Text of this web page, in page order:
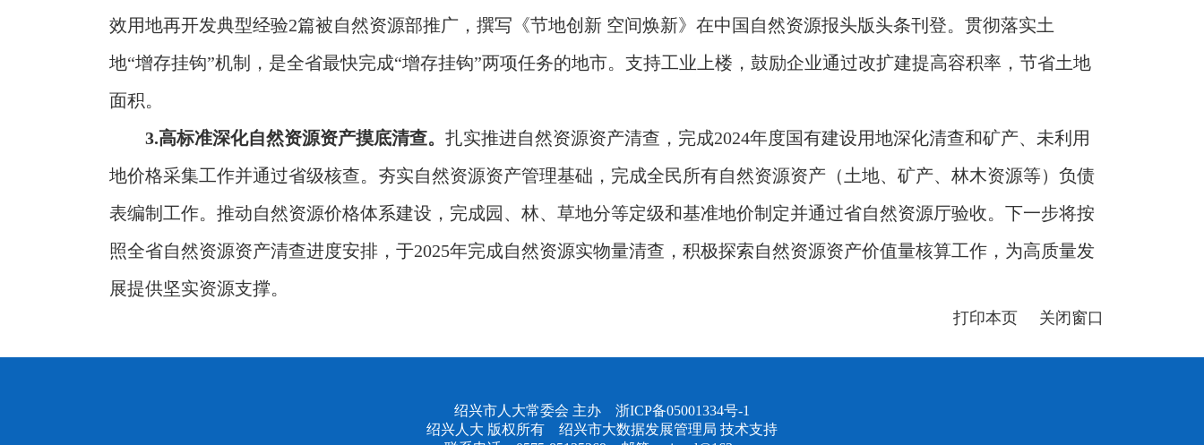
效用地再开发典型经验2篇被自然资源部推广，撰写《节地创新 空间焕新》在中国自然资源报头版头条刊登。贯彻落实土
地“增存挂钩”机制，是全省最快完成“增存挂钩”两项任务的地市。支持工业上楼，鼓励企业通过改扩建提高容积率，节省土地
面积。
3.高标准深化自然资源资产摸底清查。 扎实推进自然资源资产清查，完成2024年度国有建设用地深化清查和矿产、未利用
地价格采集工作并通过省级核查。夯实自然资源资产管理基础，完成全民所有自然资源资产（土地、矿产、林木资源等）负债
表编制工作。推动自然资源价格体系建设，完成园、林、草地分等定级和基准地价制定并通过省自然资源厅验收。下一步将按
照全省自然资源资产清查进度安排，于2025年完成自然资源实物量清查，积极探索自然资源资产价值量核算工作，为高质量发
展提供坚实资源支撑。
打印本页 关闭窗口
绍兴市人大常委会 主办 浙ICP备05001334号-1
绍兴人大 版权所有 绍兴市大数据发展管理局 技术支持